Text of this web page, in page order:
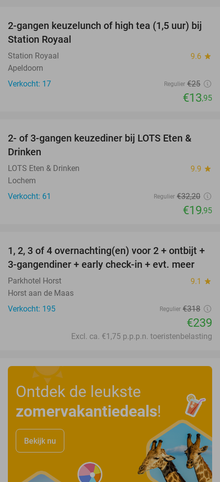
44%
2-gangen keuzelunch of high tea (1,5 uur) bij
Station Royaal
Station Royaal 9.6 star
Apeldoorn
Verkocht: 17
Regulier €25
€13,95
38%
2- of 3-gangen keuzediner bij LOTS Eten &
Drinken
LOTS Eten & Drinken 9.9 star
Lochem
Verkocht: 61
Regulier €32,20
€19,95
25%
1, 2, 3 of 4 overnachting(en) voor 2 + ontbijt +
3-gangendiner + early check-in + evt. meer
Parkhotel Horst 9.1 star
Horst aan de Maas
Verkocht: 195
Regulier €318
€239
Excl. ca. €1,75 p.p.p.n. toeristenbelasting
Ontdek de leukste
zomervakantiedeals!
Bekijk nu